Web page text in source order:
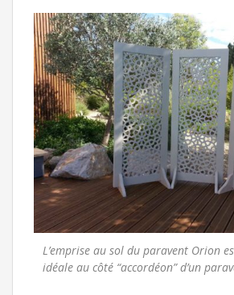
L’emprise au sol du paravent Orion
idéale au côté “accordéon” d’un